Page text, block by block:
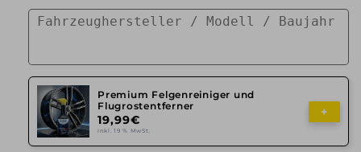
Premium Felgenreiniger und
Flugrostentferner
19,99€
inkl. 19 % MwSt.
+